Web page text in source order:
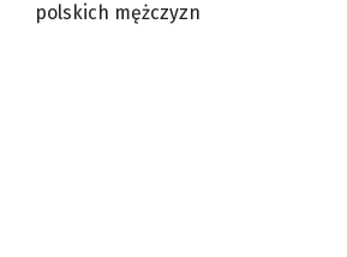
polskich mężczyzn